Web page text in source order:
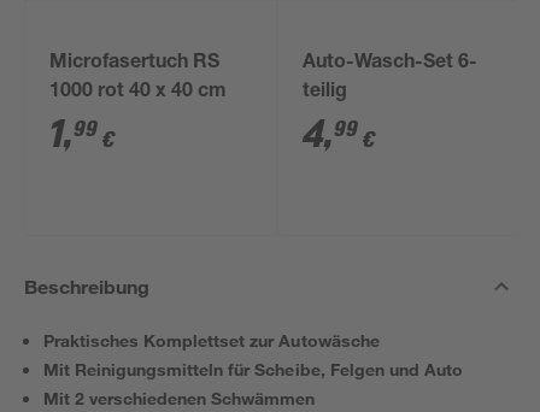
Microfasertuch RS
1000 rot 40 x 40 cm
1,99 €
Auto-Wasch-Set 6-
teilig
4,99 €
Beschreibung
Praktisches Komplettset zur Autowäsche
Mit Reinigungsmitteln für Scheibe, Felgen und Auto
Mit 2 verschiedenen Schwämmen